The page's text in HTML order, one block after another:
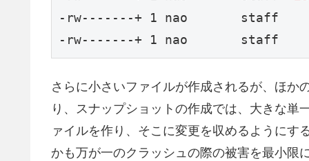
-rw-------+ 1 nao       staff
-rw-------+ 1 nao       staff
さらに小さいファイルが作成されるが、ほか
り、スナップショットの作成では、大きな単
ァイルを作り、そこに変更を収めるようにす
かも万が一のクラッシュの際の被害を最小限